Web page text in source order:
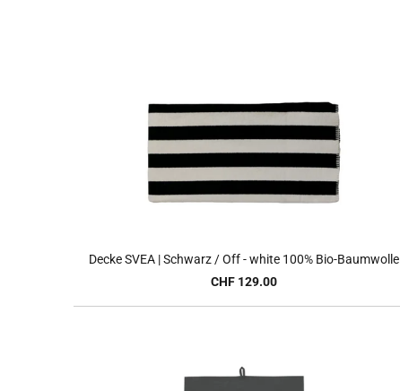
Decke SVEA | Schwarz / Off - white 100% Bio-Baumwolle
CHF 129.00